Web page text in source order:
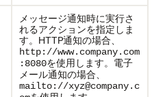
メッセージ通知時に実行さ
れるアクションを指定しま
す。HTTP通知の場合、
http://www.company.com
:8080を使用します。電子
メール通知の場合、
mailto://xyz@company.c